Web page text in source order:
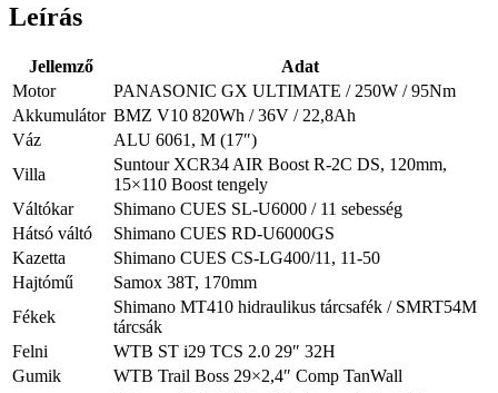
Leírás
Jellemző
Adat
Motor
PANASONIC GX ULTIMATE / 250W / 95Nm
Akkumulátor BMZ V10 820Wh / 36V / 22,8Ah
Váz
ALU 6061, M (17″)
Villa
Suntour XCR34 AIR Boost R-2C DS, 120mm,
15×110 Boost tengely
Váltókar
Shimano CUES SL-U6000 / 11 sebesség
Hátsó váltó
Shimano CUES RD-U6000GS
Kazetta
Shimano CUES CS-LG400/11, 11-50
Hajtómű
Samox 38T, 170mm
Fékek
Shimano MT410 hidraulikus tárcsafék / SMRT54M
tárcsák
Felni
WTB ST i29 TCS 2.0 29″ 32H
Gumik
WTB Trail Boss 29×2,4″ Comp TanWall